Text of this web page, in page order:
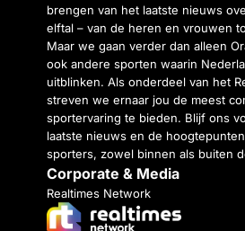
brengen van het laatste nieuws
elftal – van de heren en vrouwen
Maar we gaan verder dan alleen
ook andere sporten waarin
uitblinken. Als onderdeel van het
streven we ernaar jou de meest
sportervaring te bieden. Blijf ons
laatste nieuws en de
sporters, zowel binnen als buiten
Corporate & Media
Realtimes Network